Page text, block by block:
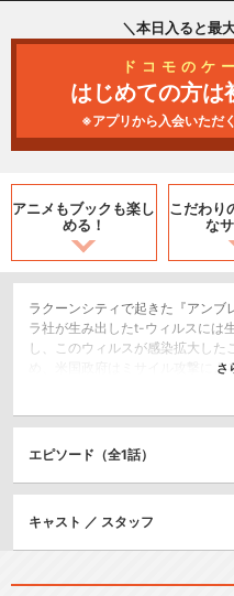
＼本日入ると最
ドコモのケ
はじめての方は
※アプリから入会いただ
アニメもブックも楽し
める！
こだわり
な
ラクーンシティで起きた『アンブ
ラ社が生み出したt-ウィルスには
し、このウィルスが感染拡大し
め、米国政府はミサイル攻撃に
忌まわしい事件から７年。惨劇
起ころうとしていた。バイオテロ
発見。警備員が噛まれたことを
ていき空港内は大パニックとなる
クになっているロビーへ激突して
さ
エピソード（全1話）
キャスト ／ スタッフ